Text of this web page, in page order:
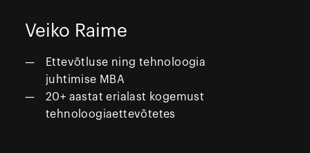
Veiko Raime
Ettevõtluse ning tehnoloogia
juhtimise MBA
20+ aastat erialast kogemust
tehnoloogiaettevõtetes